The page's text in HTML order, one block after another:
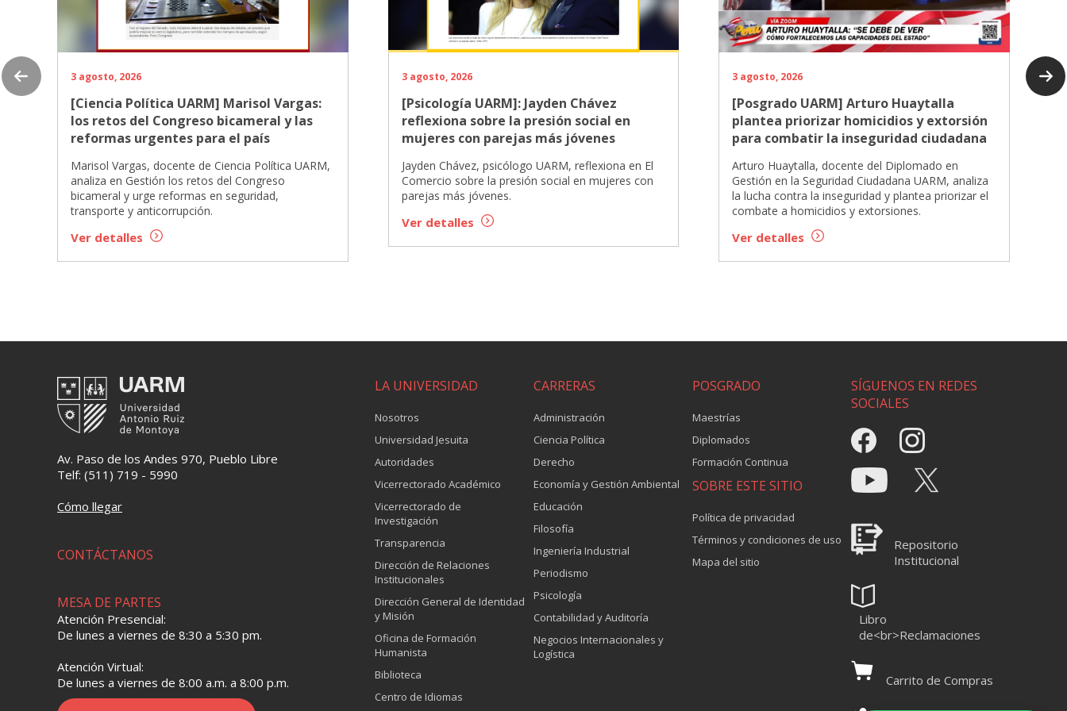
3 agosto, 2026
[Ciencia Política UARM] Marisol Vargas:
los retos del Congreso bicameral y las
reformas urgentes para el país
Marisol Vargas, docente de Ciencia Política UARM,
analiza en Gestión los retos del Congreso
bicameral y urge reformas en seguridad,
transporte y anticorrupción.
Ver detalles
3 agosto, 2026
[Psicología UARM]: Jayden Chávez
reflexiona sobre la presión social en
mujeres con parejas más jóvenes
Jayden Chávez, psicólogo UARM, reflexiona en El
Comercio sobre la presión social en mujeres con
parejas más jóvenes.
Ver detalles
3 agosto, 2026
[Posgrado UARM] Arturo Huaytalla
plantea priorizar homicidios y extorsión
para combatir la inseguridad ciudadana
Arturo Huaytalla, docente del Diplomado en
Gestión en la Seguridad Ciudadana UARM, analiza
la lucha contra la inseguridad y plantea priorizar el
combate a homicidios y extorsiones.
Ver detalles
Av. Paso de los Andes 970, Pueblo Libre
Telf: (511) 719 - 5990
Cómo llegar
CONTÁCTANOS
MESA DE PARTES
Atención Presencial:
De lunes a viernes de 8:30 a 5:30 pm.
Atención Virtual:
De lunes a viernes de 8:00 a.m. a 8:00 p.m.
LA UNIVERSIDAD
Nosotros
Universidad Jesuita
Autoridades
Vicerrectorado Académico
Vicerrectorado de
Investigación
Transparencia
Dirección de Relaciones
Institucionales
Dirección General de Identidad
y Misión
Oficina de Formación
Humanista
Biblioteca
Centro de Idiomas
CARRERAS
Administración
Ciencia Política
Derecho
Economía y Gestión Ambiental
Educación
Filosofía
Ingeniería Industrial
Periodismo
Psicología
Contabilidad y Auditoría
Negocios Internacionales y
Logística
POSGRADO
Maestrías
Diplomados
Formación Continua
SOBRE ESTE SITIO
Política de privacidad
Términos y condiciones de uso
Mapa del sitio
SÍGUENOS EN REDES
SOCIALES
Repositorio
Institucional
Libro
de<br>Reclamaciones
Carrito de Compras